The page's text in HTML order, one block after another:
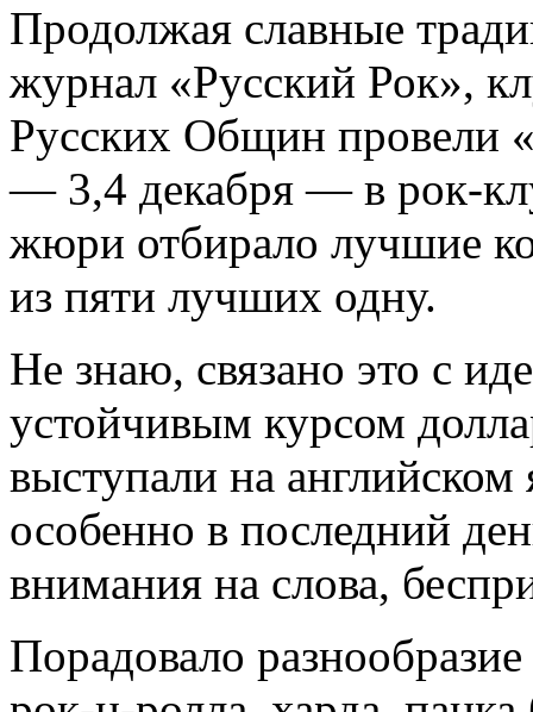
Продолжая славные
журнал «Русский Рок»,
Русских Общин провели
— 3,4 декабря — в рок-
жюри отбирало лучшие
из пяти лучших одну.
Не знаю, связано это с
устойчивым курсом
выступали на английском
особенно в последний
внимания на слова,
Порадовало